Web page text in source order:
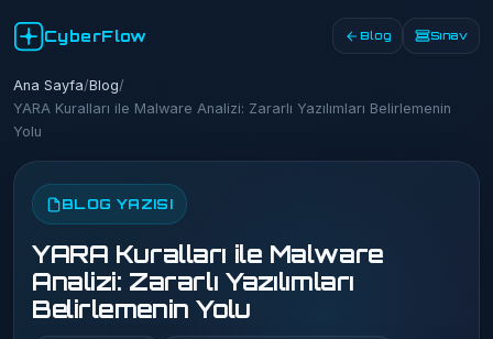
CyberFlow Blog Sınav
Ana Sayfa/Blog/
YARA Kuralları ile Malware Analizi: Zararlı Yazılımları Belirlemenin
Yolu
BLOG YAZISI
YARA Kuralları ile Malware
Analizi: Zararlı Yazılımları
Belirlemenin Yolu